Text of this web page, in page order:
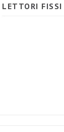
LETTORI FISSI